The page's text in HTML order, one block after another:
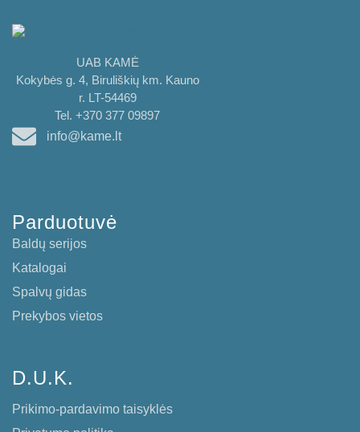
UAB KAMĖ
Kokybės g. 4, Biruliškių km. Kauno
r. LT-54469
Tel. +370 377 09897
info@kame.lt
Parduotuvė
Baldų serijos
Katalogai
Spalvų gidas
Prekybos vietos
D.U.K.
Prikimo-pardavimo taisyklės